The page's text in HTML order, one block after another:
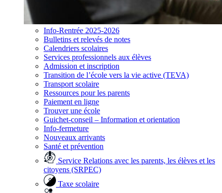
Info-Rentrée 2025-2026
Bulletins et relevés de notes
Calendriers scolaires
Services professionnels aux élèves
Admission et inscription
Transition de l’école vers la vie active (TEVA)
Transport scolaire
Ressources pour les parents
Paiement en ligne
Trouver une école
Guichet-conseil – Information et orientation
Info-fermeture
Nouveaux arrivants
Santé et prévention
Service Relations avec les parents, les élèves et les
citoyens (SRPEC)
Taxe scolaire